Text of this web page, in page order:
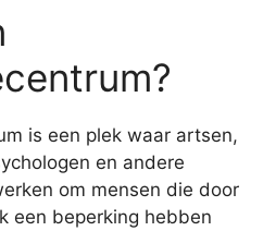
is een plek waar artsen,
en andere
om mensen die door
een beperking hebben